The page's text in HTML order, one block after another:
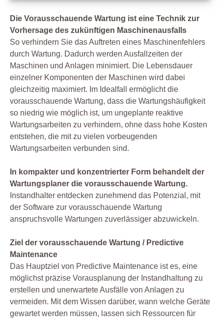
Die Vorausschauende Wartung ist eine Technik zur
Vorhersage des zukünftigen Maschinenausfalls
So verhindern Sie das Auftreten eines Maschinenfehlers
durch Wartung. Dadurch werden Ausfallzeiten der
Maschinen und Anlagen minimiert. Die Lebensdauer
einzelner Komponenten der Maschinen wird dabei
gleichzeitig maximiert. Im Idealfall ermöglicht die
vorausschauende Wartung, dass die Wartungshäufigkeit
so niedrig wie möglich ist, um ungeplante reaktive
Wartungsarbeiten zu verhindern, ohne dass hohe Kosten
entstehen, die mit zu vielen vorbeugenden
Wartungsarbeiten verbunden sind.
In kompakter und konzentrierter Form behandelt der
Wartungsplaner die vorausschauende Wartung.
Instandhalter entdecken zunehmend das Potenzial, mit
der Software zur vorausschauende Wartung
anspruchsvolle Wartungen zuverlässiger abzuwickeln.
Ziel der vorausschauende Wartung / Predictive
Maintenance
Das Hauptziel von Predictive Maintenance ist es, eine
möglichst präzise Vorausplanung der Instandhaltung zu
erstellen und unerwartete Ausfälle von Anlagen zu
vermeiden. Mit dem Wissen darüber, wann welche Geräte
gewartet werden müssen, lassen sich Ressourcen für